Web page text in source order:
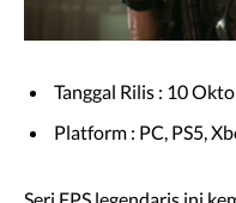
Tanggal Rilis : 10
Platform : PC, PS5,